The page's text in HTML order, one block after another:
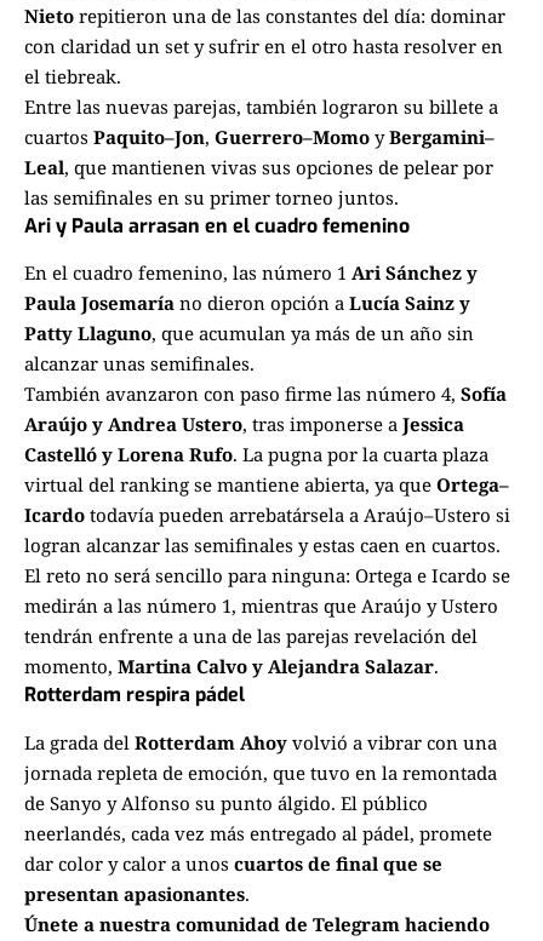
Nieto repitieron una de las constantes del día: dominar
con claridad un set y sufrir en el otro hasta resolver en
el tiebreak.
Entre las nuevas parejas, también lograron su billete a
cuartos Paquito–Jon, Guerrero–Momo yBergamini–
Leal, que mantienen vivas sus opciones de pelear por
las semifinales en su primer torneo juntos.
Ari y Paula arrasan en el cuadro femenino
En el cuadro femenino, las número 1 Ari Sánchez y
Paula Josemaría no dieron opción a Lucía Sainz y
Patty Llaguno, que acumulan ya más de un año sin
alcanzar unas semifinales.
También avanzaron con paso firme las número 4, Sofía
Araújo y Andrea Ustero, tras imponerse a Jessica
Castelló y Lorena Rufo. La pugna por la cuarta plaza
virtual del ranking se mantiene abierta, ya que Ortega–
Icardo todavía pueden arrebatársela a Araújo–Ustero si
logran alcanzar las semifinales y estas caen en cuartos.
El reto no será sencillo para ninguna: Ortega e Icardo se
medirán a las número 1, mientras que Araújo y Ustero
tendrán enfrente a una de las parejas revelación del
momento, Martina Calvo y Alejandra Salazar.
Rotterdam respira pádel
La grada del Rotterdam Ahoy volvió a vibrar con una
jornada repleta de emoción, que tuvo en la remontada
de Sanyo y Alfonso su punto álgido. El público
neerlandés, cada vez más entregado al pádel, promete
dar color y calor a unos cuartos de final que se
presentan apasionantes.
Únete a nuestra comunidad de Telegram haciendo